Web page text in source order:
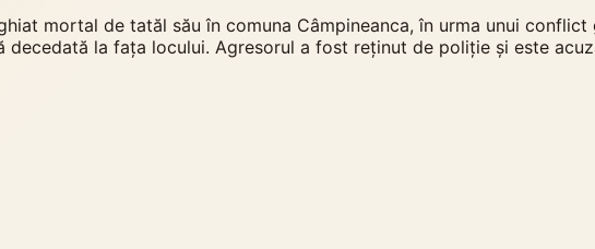
mortal de tatăl său în comuna Câmpineanca, în urma unui
la fața locului. Agresorul a fost reținut de poliție și este